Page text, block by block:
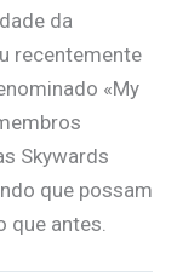
da
recentemente
«My
Skywards
que possam
antes.